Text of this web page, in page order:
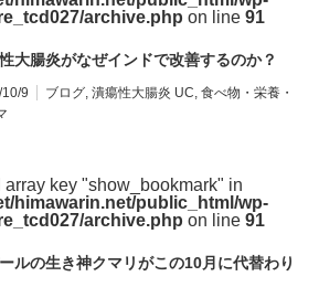
archive.php on line 91
大腸炎がなぜインドで改善するのか？
9 ブログ, 潰瘍性大腸炎 UC, 食べ物・栄養・
array key "show_bookmark" in
himawarin.net/public_html/wp-
archive.php on line 91
ルの生き神クマリがこの10月に代替わり